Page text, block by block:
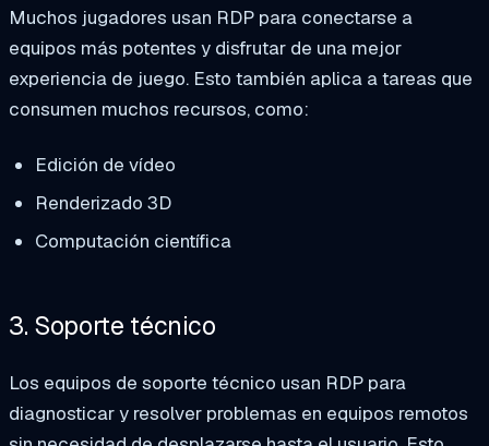
Muchos jugadores usan RDP para conectarse a
equipos más potentes y disfrutar de una mejor
experiencia de juego. Esto también aplica a tareas que
consumen muchos recursos, como:
Edición de vídeo
Renderizado 3D
Computación científica
3. Soporte técnico
Los equipos de soporte técnico usan RDP para
diagnosticar y resolver problemas en equipos remotos